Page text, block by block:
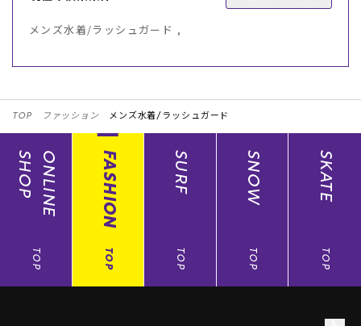
メンズ水着/ラッシュガード ,
TOP ファッション メンズ水着/ラッシュガード
ONLINE
SHOP
TOP
FASHION
TOP
SURF
TOP
SNOW
TOP
SKATE
TOP